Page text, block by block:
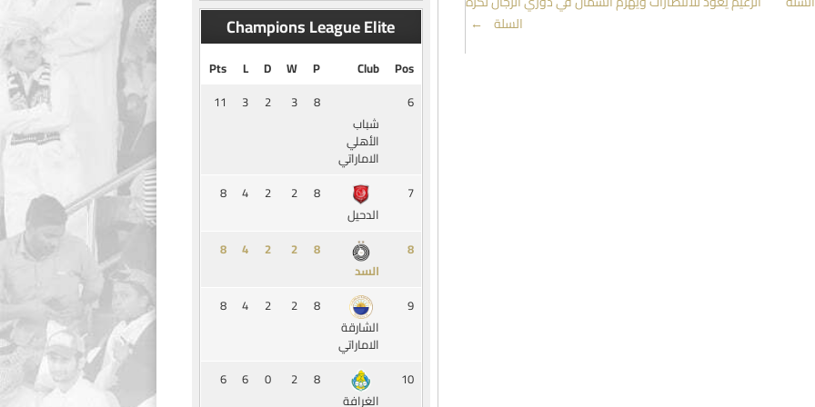
السلة →
Champions League Elite
Pos
Club
P
W
D
L
Pts
6
شباب
الأهلي
الاماراتي
8
3
2
3
11
7
الدحيل
8
2
2
4
8
8
السد
8
2
2
4
8
9
الشارقة
الاماراتي
8
2
2
4
8
10
الغرافة
8
2
0
6
6